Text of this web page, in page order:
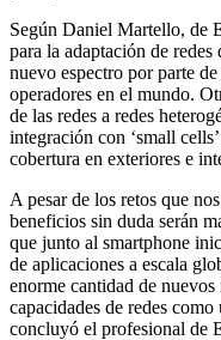
Según Daniel Martello, de
para la adaptación de
nuevo espectro por parte
operadores en el mundo.
de las redes a redes
integración con ‘small
cobertura en exteriores e
A pesar de los retos que
beneficios sin duda serán
que junto al smartphone
de aplicaciones a escala
enorme cantidad de
capacidades de redes
concluyó el profesional de